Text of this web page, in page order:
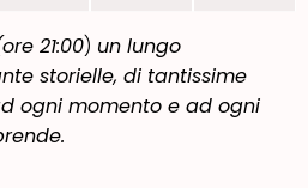
21:00) un lungo
storielle, di tantissime
ogni momento e ad ogni